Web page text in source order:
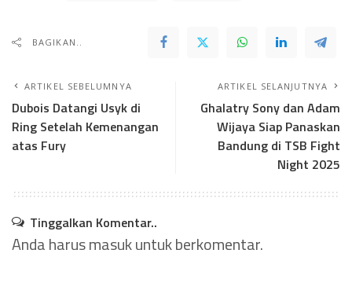
BAGIKAN..
ARTIKEL SEBELUMNYA
Dubois Datangi Usyk di
Ring Setelah Kemenangan
atas Fury
ARTIKEL SELANJUTNYA
Ghalatry Sony dan Adam
Wijaya Siap Panaskan
Bandung di TSB Fight
Night 2025
Tinggalkan Komentar..
Anda harusmasukuntuk berkomentar.